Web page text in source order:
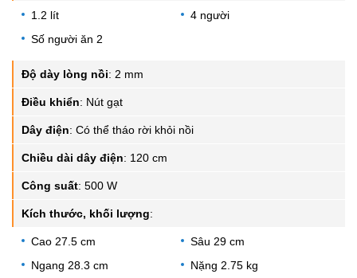
1.2 lít
4 người
Số người ăn 2
Độ dày lòng nồi: 2 mm
Điều khiển: Nút gạt
Dây điện: Có thể tháo rời khỏi nồi
Chiều dài dây điện: 120 cm
Công suất: 500 W
Kích thước, khối lượng:
Cao 27.5 cm
Sâu 29 cm
Ngang 28.3 cm
Nặng 2.75 kg